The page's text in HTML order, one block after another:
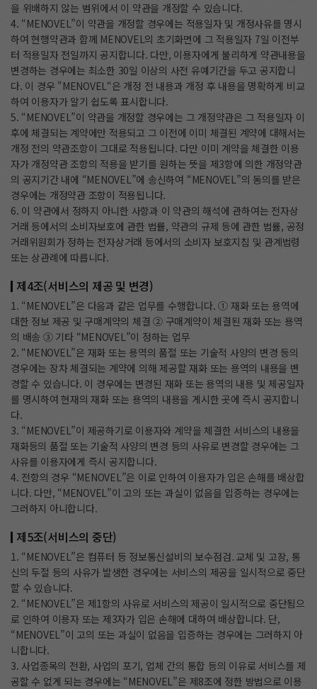
을 위배하지 않는 범위에서 이 약관을 개정할 수 있습니다.
4. “MENOVEL”이 약관을 개정할 경우에는 적용일자 및 개정사유를 명시
하여 현행약관과 함께 MENOVEL의 초기화면에 그 적용일자 7일 이전부
터 적용일자 전일까지 공지합니다. 다만, 이용자에게 불리하게 약관내용을
변경하는 경우에는 최소한 30일 이상의 사전 유예기간을 두고 공지합니
다. 이 경우 "MENOVEL“은 개정 전 내용과 개정 후 내용을 명확하게 비교
하여 이용자가 알기 쉽도록 표시합니다.
5. “MENOVEL”이 약관을 개정할 경우에는 그 개정약관은 그 적용일자 이
후에 체결되는 계약에만 적용되고 그 이전에 이미 체결된 계약에 대해서는
개정 전의 약관조항이 그대로 적용됩니다. 다만 이미 계약을 체결한 이용
자가 개정약관 조항의 적용을 받기를 원하는 뜻을 제3항에 의한 개정약관
의 공지기간 내에 “MENOVEL”에 송신하여 “MENOVEL”의 동의를 받은
경우에는 개정약관 조항이 적용됩니다.
6. 이 약관에서 정하지 아니한 사항과 이 약관의 해석에 관하여는 전자상
거래 등에서의 소비자보호에 관한 법률, 약관의 규제 등에 관한 법률, 공정
거래위원회가 정하는 전자상거래 등에서의 소비자 보호지침 및 관계법령
또는 상관례에 따릅니다.
제4조(서비스의 제공 및 변경)
1. “MENOVEL”은 다음과 같은 업무를 수행합니다. ① 재화 또는 용역에
대한 정보 제공 및 구매계약의 체결 ② 구매계약이 체결된 재화 또는 용역
의 배송 ③ 기타 “MENOVEL”이 정하는 업무
2. “MENOVEL”은 재화 또는 용역의 품절 또는 기술적 사양의 변경 등의
경우에는 장차 체결되는 계약에 의해 제공할 재화 또는 용역의 내용을 변
경할 수 있습니다. 이 경우에는 변경된 재화 또는 용역의 내용 및 제공일자
를 명시하여 현재의 재화 또는 용역의 내용을 게시한 곳에 즉시 공지합니
다.
3. “MENOVEL”이 제공하기로 이용자와 계약을 체결한 서비스의 내용을
재화등의 품절 또는 기술적 사양의 변경 등의 사유로 변경할 경우에는 그
사유를 이용자에게 즉시 공지합니다.
4. 전항의 경우 “MENOVEL”은 이로 인하여 이용자가 입은 손해를 배상합
니다. 다만, “MENOVEL”이 고의 또는 과실이 없음을 입증하는 경우에는
그러하지 아니합니다.
제5조(서비스의 중단)
1. “MENOVEL”은 컴퓨터 등 정보통신설비의 보수점검․교체 및 고장, 통
신의 두절 등의 사유가 발생한 경우에는 서비스의 제공을 일시적으로 중단
할 수 있습니다.
2. “MENOVEL”은 제1항의 사유로 서비스의 제공이 일시적으로 중단됨으
로 인하여 이용자 또는 제3자가 입은 손해에 대하여 배상합니다. 단,
“MENOVEL”이 고의 또는 과실이 없음을 입증하는 경우에는 그러하지 아
니합니다.
3. 사업종목의 전환, 사업의 포기, 업체 간의 통합 등의 이유로 서비스를 제
공할 수 없게 되는 경우에는 “MENOVEL”은 제8조에 정한 방법으로 이용